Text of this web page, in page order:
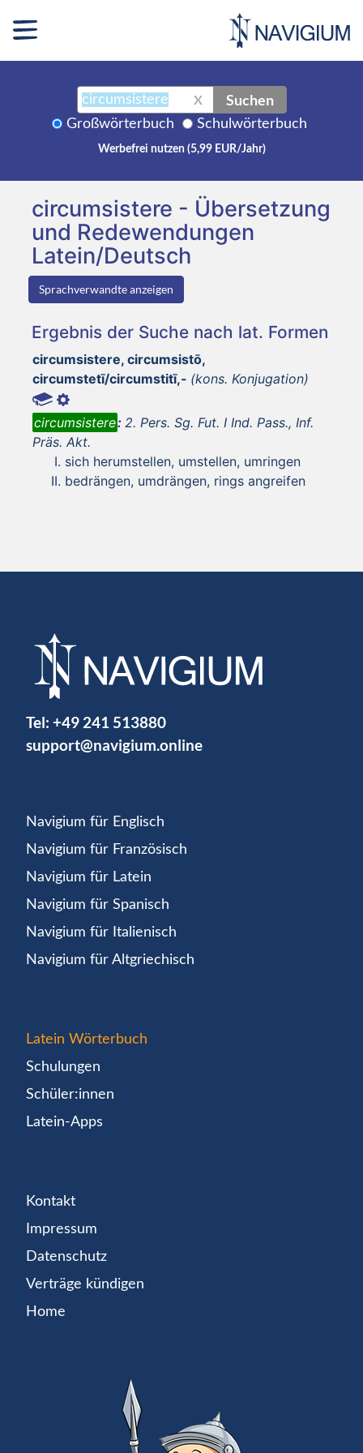
X Suchen
Großwörterbuch Schulwörterbuch
Werbefrei nutzen (5,99 EUR/Jahr)
circumsistere - Übersetzung
und Redewendungen
Latein/Deutsch
Sprachverwandte anzeigen
Ergebnis der Suche nach lat. Formen
circumsistere, circumsistō,
circumstetī/circumstitī,- (kons. Konjugation)
circumsistere: 2. Pers. Sg. Fut. I Ind. Pass., Inf.
Präs. Akt.
sich herumstellen, umstellen, umringen
bedrängen, umdrängen, rings angreifen
Tel: +49 241 513880
support@navigium.online
Navigium für Englisch
Navigium für Französisch
Navigium für Latein
Navigium für Spanisch
Navigium für Italienisch
Navigium für Altgriechisch
Latein Wörterbuch
Schulungen
Schüler:innen
Latein-Apps
Kontakt
Impressum
Datenschutz
Verträge kündigen
Home